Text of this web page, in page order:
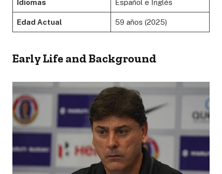
Idiomas Español e Inglés
Edad Actual 59 años (2025)
Early Life and Background